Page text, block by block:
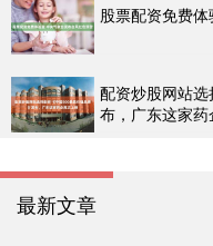
股票配资免费
配资炒股网站
布，广东这家
最新文章